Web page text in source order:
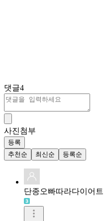
댓글4
사진첨부
등록
추천순
최신순 등록순
단종오빠따라다이어트